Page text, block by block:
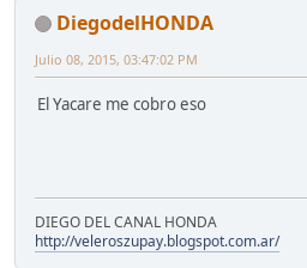
DiegodelHONDA
Julio 08, 2015, 03:47:02 PM
El Yacare me cobro eso
DIEGO DEL CANAL HONDA
http://veleroszupay.blogspot.com.ar/